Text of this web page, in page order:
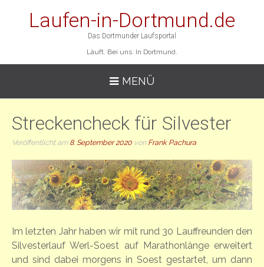
Laufen-in-Dortmund.de
Das Dortmunder Laufsportal
Läuft. Bei uns. In Dortmund.
MENÜ
Streckencheck für Silvester
Veröffentlicht am 8. September 2020 von Frank Pachura
Im letzten Jahr haben wir mit rund 30 Lauffreunden den
Silvesterlauf Werl-Soest auf Marathonlänge erweitert
und sind dabei morgens in Soest gestartet, um dann